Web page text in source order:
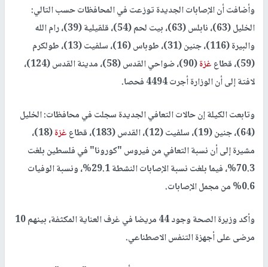
وأضافت أن الإصابات الجديدة توزعت في المحافظات حسب التالي:
الخليل (63)، نابلس (63)، بيت لحم (54)، قلقيلية (39)، رام الله
والبيرة (116)، جنين (31)، طوباس (16)، سلفيت (13)، طولكرم
(59)، قطاع
غزة
(90)، ضواحي القدس (58)، مدينة القدس (124)،
لافتة إلى أن الوزارة أجرت 4494 فحصا.
وتابعت الكيلة إن حالات التعافي الجديدة سجلت في محافظات: الخليل
(64)، جنين (19)، سلفيت (12)، القدس (183)، قطاع
غزة
(18)،
مشيرة إلى أن نسبة التعافي من فيروس "كورونا" في فلسطين بلغت
70.3%، فيما بلغت نسبة الإصابات النشطة 29.1%، ونسبة الوفيات
0.6% من مجمل الإصابات.
وأكد وزيرة الصحة وجود 44 مريضا في غرف العناية المكثفة، بينهم 10
مرضى على أجهزة التنفس الاصطناعي.